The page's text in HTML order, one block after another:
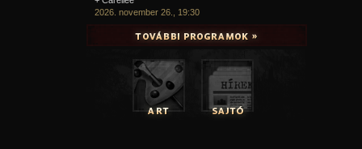
2026. november 26., 19:30